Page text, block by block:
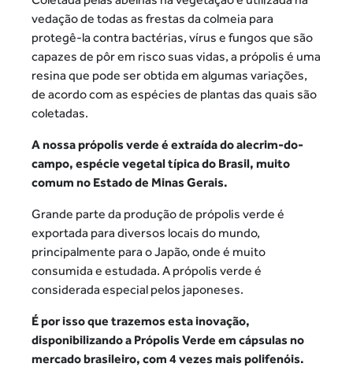
vedação de todas as frestas da colmeia para
protegê-la contra bactérias, vírus e fungos que são
capazes de pôr em risco suas vidas, a própolis é uma
resina que pode ser obtida em algumas variações,
de acordo com as espécies de plantas das quais são
coletadas.
A nossa própolis verde é extraída do alecrim-do-
campo, espécie vegetal típica do Brasil, muito
comum no Estado de Minas Gerais.
Grande parte da produção de própolis verde é
exportada para diversos locais do mundo,
principalmente para o Japão, onde é muito
consumida e estudada. A própolis verde é
considerada especial pelos japoneses.
É por isso que trazemos esta inovação,
disponibilizandoa Própolis Verde em cápsulas no
mercado brasileiro, com 4 vezes mais polifenóis.